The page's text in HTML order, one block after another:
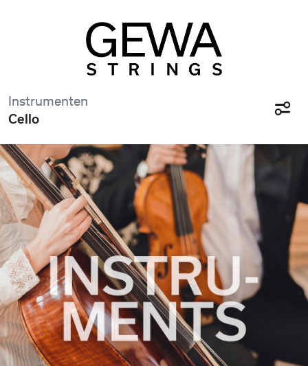
Instrumenten
Cello